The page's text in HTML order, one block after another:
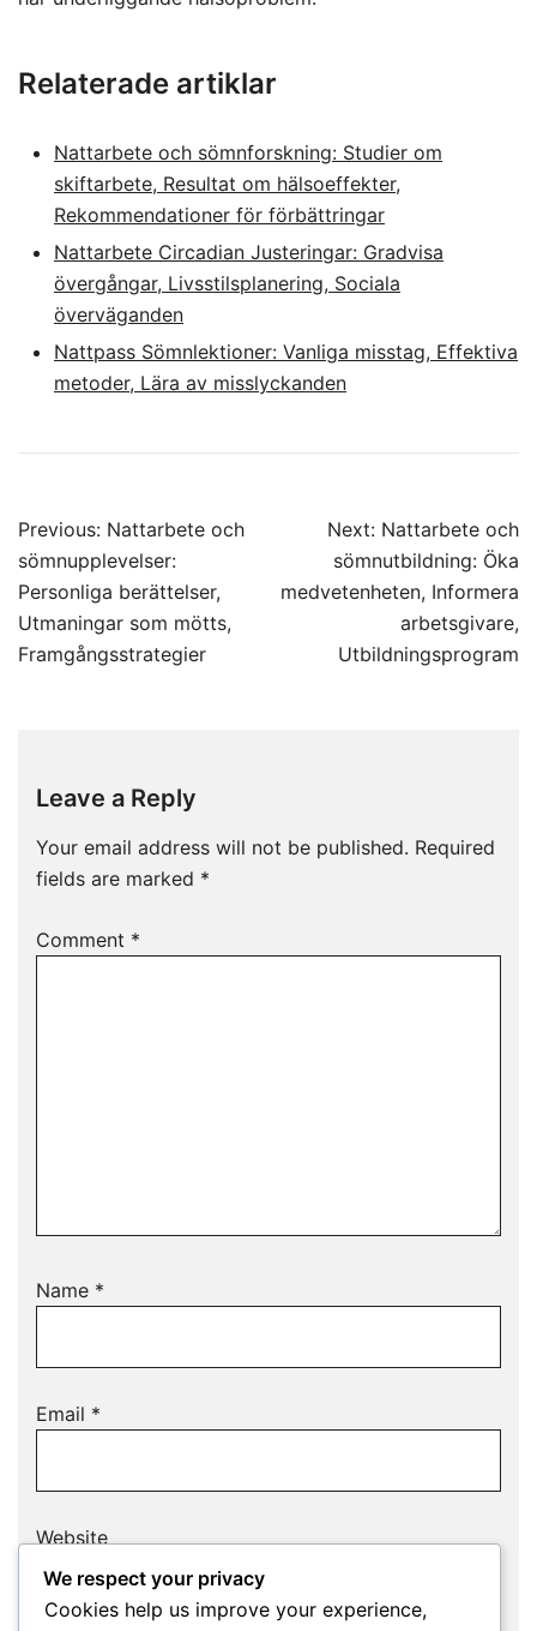
Relaterade artiklar
Nattarbete och sömnforskning: Studier om
skiftarbete, Resultat om hälsoeffekter,
Rekommendationer för förbättringar
Nattarbete Circadian Justeringar: Gradvisa
övergångar, Livsstilsplanering, Sociala
överväganden
Nattpass Sömnlektioner: Vanliga misstag, Effektiva
metoder, Lära av misslyckanden
Post
navigation
Previous: Nattarbete och
sömnupplevelser:
Personliga berättelser,
Utmaningar som mötts,
Framgångsstrategier
Next: Nattarbete och
sömnutbildning: Öka
medvetenheten, Informera
arbetsgivare,
Utbildningsprogram
Leave a Reply
Your email address will not be published. Required
fields are marked *
Comment *
Name *
Email *
Website
We respect your privacy
Cookies help us improve your experience,